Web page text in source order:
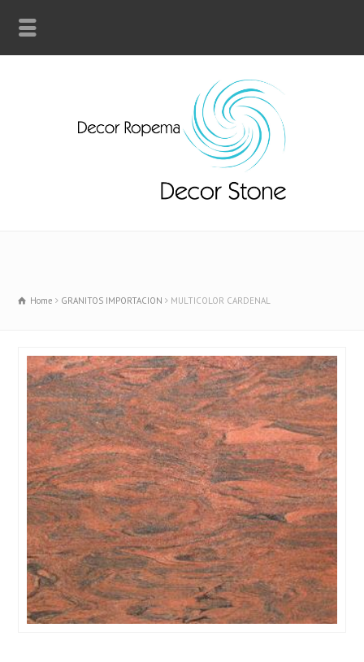
Home GRANITOS IMPORTACION MULTICOLOR CARDENAL